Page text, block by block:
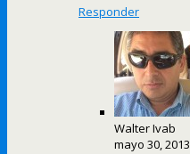
Responder
Walter Ivab
mayo 30, 2013